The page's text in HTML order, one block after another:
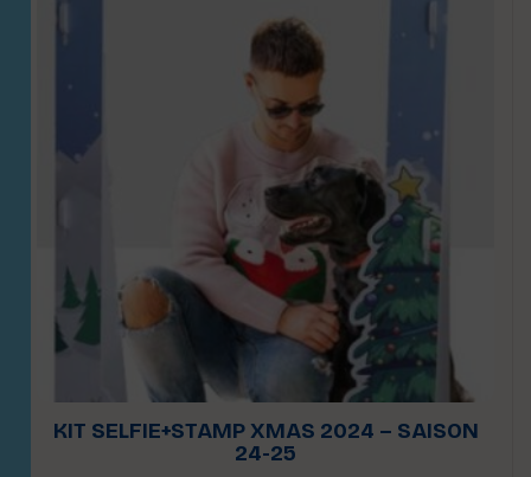
KIT SELFIE+STAMP XMAS 2024 – SAISON
24-25